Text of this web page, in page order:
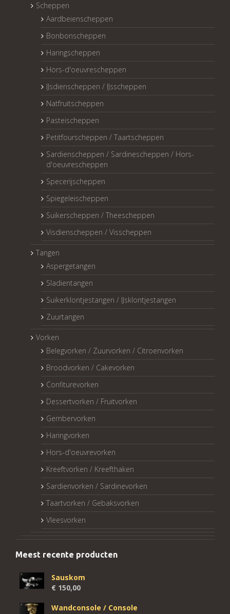
Scheppen
Aardbeienscheppen
Bonbonscheppen
Haringscheppen
Hors-d'oeuvrescheppen
IJsdienscheppen / IJsscheppen
Natfruitscheppen
Pasteischeppen
Petitfourscheppen / Taartscheppen
Sardienscheppen / Sardinescheppen / Hors-
d'oeuvrescheppen
Specerijscheppen
Spiegeleischeppen
Suikerscheppen / Theescheppen
Visdienscheppen / Visscheppen
Tangen
Aspergetangen
Sladientangen
Suikerklontjestangen / IJsklontjestangen
Zuurtangen
Vorken
Belegvorken / Zuurvorken / Citroenvorken
Broodvorken / Cakevorken
Confiturevorken
Dessertvorken / Fruitvorken
Gembervorken
Haringvorken
Hors-d'oeuvrevorken
Kreeftvorken / Kreefthaken
Sardienvorken / Sardinevorken
Taartvorken / Gebaksvorken
Vleesvorken
Meest recente producten
Sauskom
€ 150,00
Wandconsole / Console